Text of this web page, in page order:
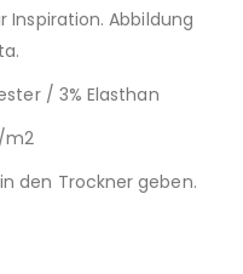
Inspiration. Abbildung
/ 3% Elasthan
m2
den Trockner geben.